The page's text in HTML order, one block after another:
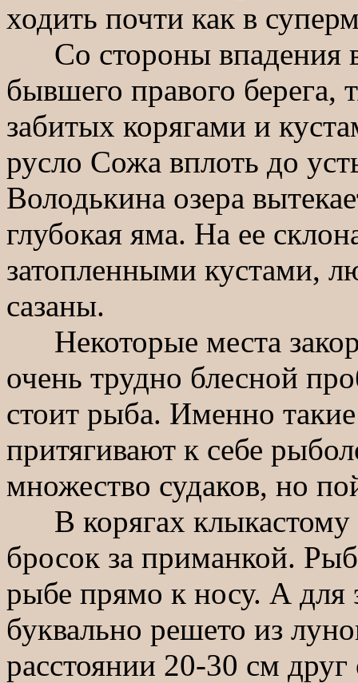
ходить почти как в
Со стороны впадения
бывшего правого берега,
забитых корягами и
русло Сожа вплоть до
Володькина озера
глубокая яма. На ее
затопленными кустами,
сазаны.
Некоторые места
очень трудно блесной
стоит рыба. Именно
притягивают к себе
множество судаков, но
В корягах клыкастому
бросок за приманкой.
рыбе прямо к носу. А для
буквально решето из
расстоянии 20-30 см